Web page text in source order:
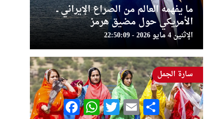
ما يفهمه العالم من الصراع الإيراني ــ
الأمريكي حول مضيق هرمز
الإثنين 4 مايو 2026 - 22:50:09
سارة الجمل
FacebookWhatsAppTwitter Email Share